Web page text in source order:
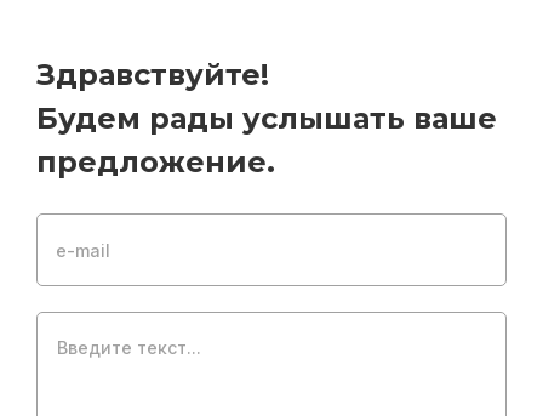
Здравствуйте!
Будем рады услышать ваше
предложение.
e-mail